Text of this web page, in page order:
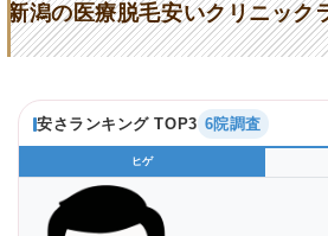
新潟の医療脱毛安いクリニック
安さランキング TOP3 6院調査
ヒゲ